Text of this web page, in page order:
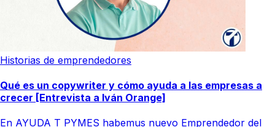
Historias de emprendedores
Qué es un copywriter y cómo ayuda a las empresas a
crecer [Entrevista a Iván Orange]
En AYUDA T PYMES habemus nuevo Emprendedor del